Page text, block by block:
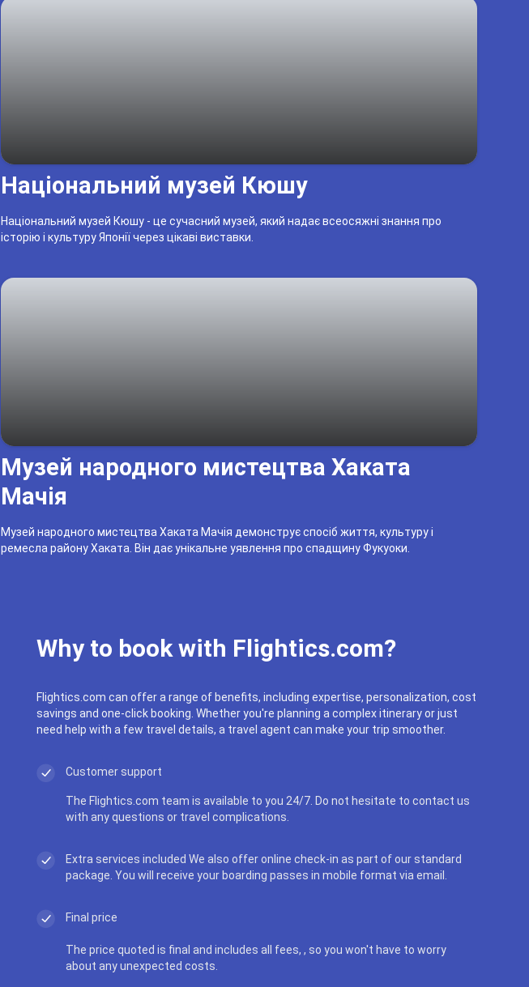
Національний музей Кюшу
Національний музей Кюшу - це сучасний музей, який надає всеосяжні знання про
історію і культуру Японії через цікаві виставки.
Музей народного мистецтва Хаката
Мачія
Музей народного мистецтва Хаката Мачія демонструє спосіб життя, культуру і
ремесла району Хаката. Він дає унікальне уявлення про спадщину Фукуоки.
Why to book with Flightics.com?
Flightics.com can offer a range of benefits, including expertise, personalization, cost
savings and one-click booking. Whether you're planning a complex itinerary or just
need help with a few travel details, a travel agent can make your trip smoother.
Customer support
The Flightics.com team is available to you 24/7. Do not hesitate to contact us
with any questions or travel complications.
Extra services included We also offer online check-in as part of our standard
package. You will receive your boarding passes in mobile format via email.
Final price
The price quoted is final and includes all fees, , so you won't have to worry
about any unexpected costs.